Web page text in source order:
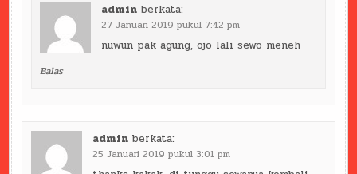
admin berkata:
27 Januari 2019 pukul 7:42 pm
nuwun pak agung, ojo lali sewo meneh
Balas
admin berkata:
25 Januari 2019 pukul 3:01 pm